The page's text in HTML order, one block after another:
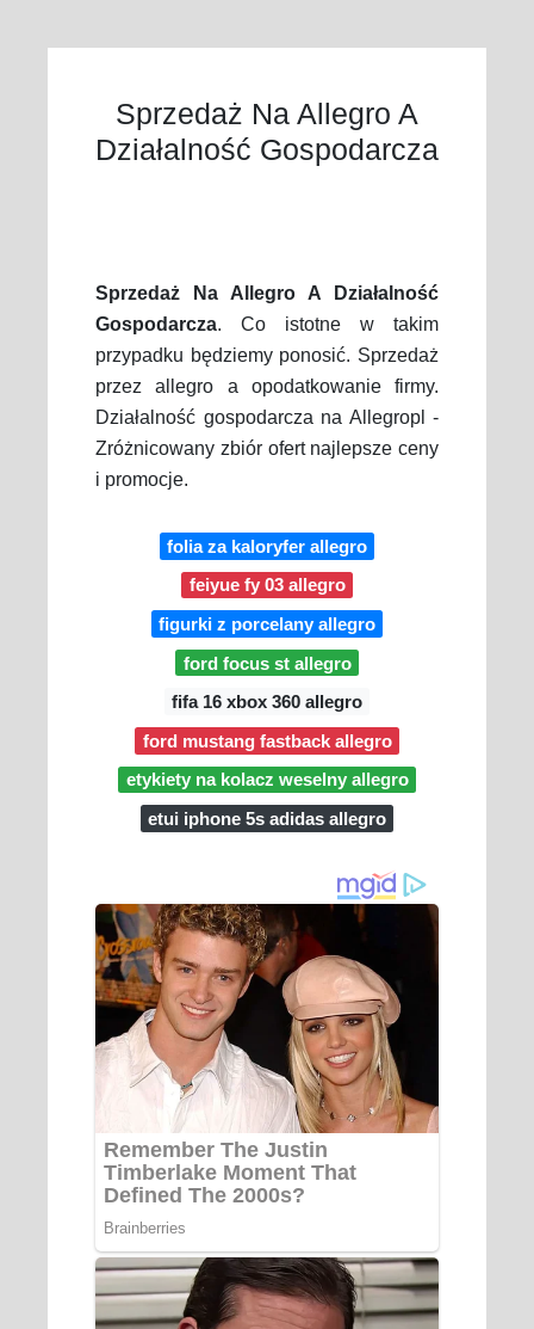
Sprzedaż Na Allegro A
Działalność Gospodarcza
Sprzedaż Na Allegro A Działalność
Gospodarcza. Co istotne w takim
przypadku będziemy ponosić. Sprzedaż
przez allegro a opodatkowanie firmy.
Działalność gospodarcza na Allegropl -
Zróżnicowany zbiór ofert najlepsze ceny
i promocje.
folia za kaloryfer allegro
feiyue fy 03 allegro
figurki z porcelany allegro
ford focus st allegro
fifa 16 xbox 360 allegro
ford mustang fastback allegro
etykiety na kolacz weselny allegro
etui iphone 5s adidas allegro